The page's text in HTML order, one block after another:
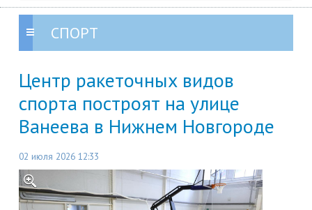
СПОРТ
Центр ракеточных видов
спорта построят на улице
Ванеева в Нижнем Новгороде
02 июля 2026 12:33